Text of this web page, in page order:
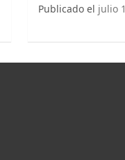
Publicado el julio